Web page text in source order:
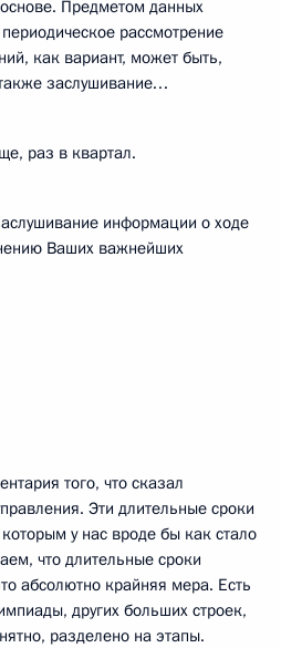
Предметом данных
рассмотрение
как вариант, может быть,
заслушивание…
раз в квартал.
информации о ходе
Ваших важнейших
того, что сказал
Эти длительные сроки
у нас вроде бы как стало
что длительные сроки
абсолютно крайняя мера. Есть
других больших строек,
разделено на этапы.